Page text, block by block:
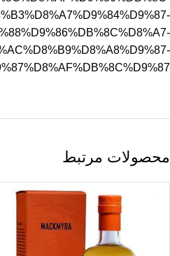
محصولات مرتبط